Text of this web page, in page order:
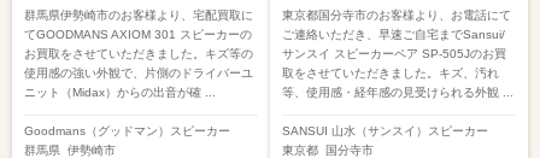
群馬県伊勢崎市のお客様より、宅配買取に
てGOODMANS AXIOM 301 スピーカーの
お買取をさせていただきました。キズ等の
使用感の強い外観で、片側のドライバーユ
ニット（Midax）からの出音が確 ...
Goodmans（グッドマン） スピーカー
群馬県 伊勢崎市
東京都国分寺市のお客様より、お電話にて
ご連絡いただき、早速ご自宅までSansui/
サンスイ スピーカーペア SP-505Jのお買
取をさせていただきました。キズ、汚れ
等、使用感・経年感の見受けられる外観 ...
SANSUI 山水（サンスイ） スピーカー
東京都
国分寺市